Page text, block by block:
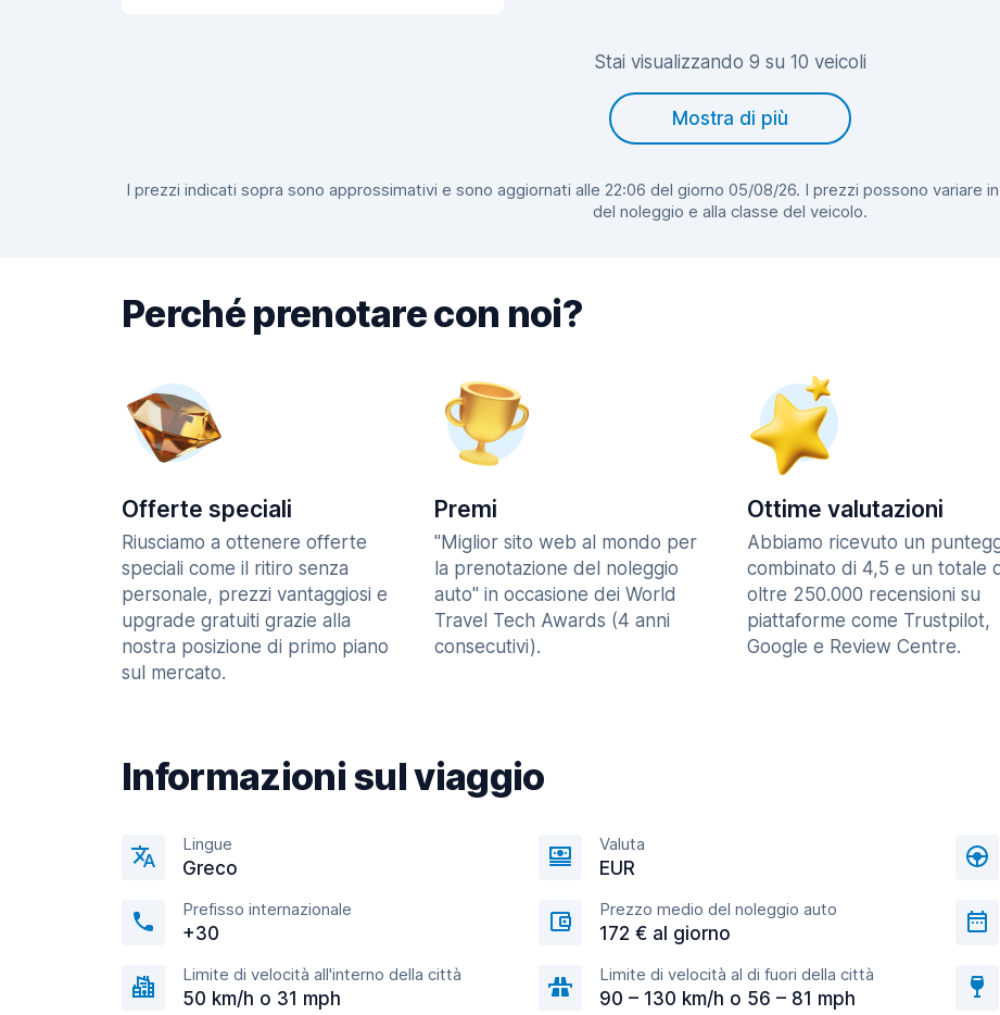
Stai visualizzando 9 su 10 veicoli
Mostra di più
I prezzi indicati sopra sono approssimativi e sono aggiornati alle 22:06 del giorno 05/08/26. I prezzi possono variare
del noleggio e alla classe del veicolo.
Perché prenotare con noi?
Offerte speciali
Riusciamo a ottenere offerte
speciali come il ritiro senza
personale, prezzi vantaggiosi e
upgrade gratuiti grazie alla
nostra posizione di primo piano
sul mercato.
Premi
"Miglior sito web al mondo per
la prenotazione del noleggio
auto" in occasione dei World
Travel Tech Awards (4 anni
consecutivi).
Ottime valutazioni
Abbiamo ricevuto un
combinato di 4,5 e un totale
oltre 250.000 recensioni su
piattaforme come Trustpilot,
Google e Review Centre.
Informazioni sul viaggio
Lingue
Greco
Valuta
EUR
Prefisso internazionale
+30
Prezzo medio del noleggio auto
172 € al giorno
Limite di velocità all'interno della città
50 km/h o 31 mph
Limite di velocità al di fuori della città
90 – 130 km/h o 56 – 81 mph